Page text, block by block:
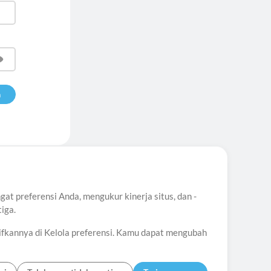
preferensi Anda, mengukur kinerja situs, dan -
di Kelola preferensi. Kamu dapat mengubah